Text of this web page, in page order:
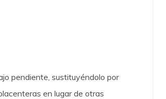
pendiente, sustituyéndolo por
en lugar de otras